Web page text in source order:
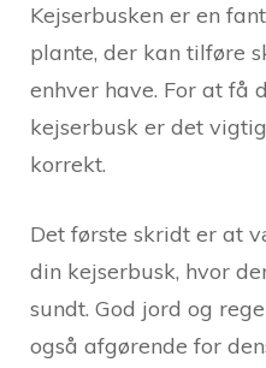
Kejserbusken er en
plante, der kan tilføre
enhver have. For at få
kejserbusk er det
korrekt.
Det første skridt er at
din kejserbusk, hvor
sundt. God jord og
også afgørende for